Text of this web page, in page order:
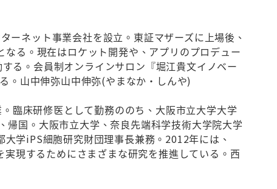
ネット事業会社を設立。東証マザーズに上場後、
る。現在はロケット開発や、アプリのプロデュー
る。会員制オンラインサロン『堀江貴文イノベー
。山中伸弥山中伸弥(やまなか・しんや)
臨床研修医として勤務ののち、大阪市立大学大学
帰国。大阪市立大学、奈良先端科学技術大学院大学
学iPS細胞研究財団理事長兼務。2012年には、
現するためにさまざまな研究を推進している。西